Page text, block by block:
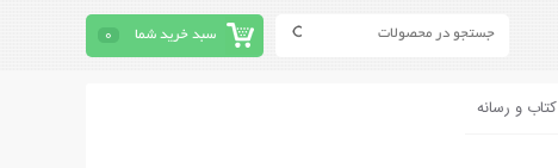
سبد خرید شما 0
کتاب و رسانه